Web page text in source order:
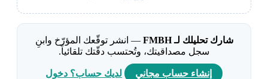
شارك تحليلك لـ FMBH
— انشر توقّعك المؤرّخ وابنِ
سجل مصداقيتك، وتُحتسب دقّتك تلقائياً.
إنشاء حساب مجاني لديك حساب؟ دخول